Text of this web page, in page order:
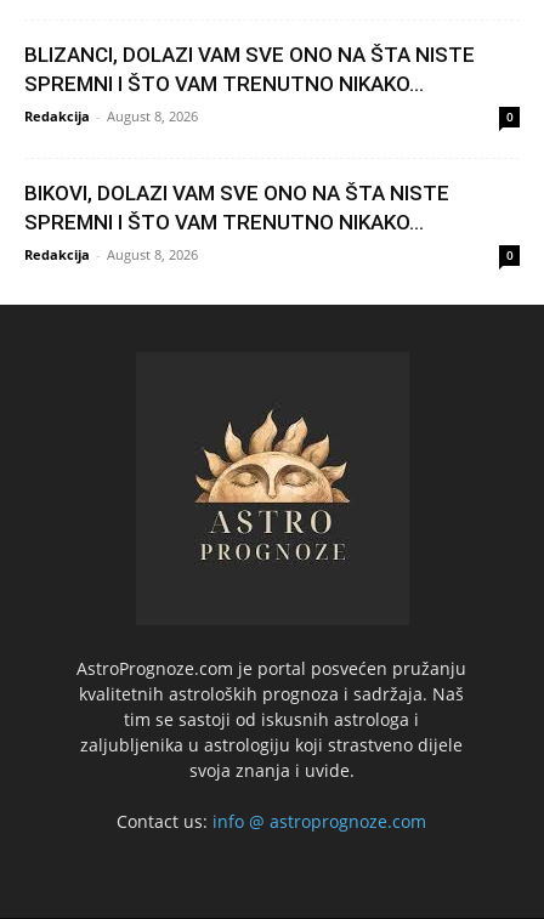
BLIZANCI, DOLAZI VAM SVE ONO NA ŠTA NISTE
SPREMNI I ŠTO VAM TRENUTNO NIKAKO...
Redakcija - August 8, 2026 0
BIKOVI, DOLAZI VAM SVE ONO NA ŠTA NISTE
SPREMNI I ŠTO VAM TRENUTNO NIKAKO...
Redakcija - August 8, 2026 0
AstroPrognoze.com je portal posvećen pružanju
kvalitetnih astroloških prognoza i sadržaja. Naš
tim se sastoji od iskusnih astrologa i
zaljubljenika u astrologiju koji strastveno dijele
svoja znanja i uvide.
Contact us: info @ astroprognoze.com